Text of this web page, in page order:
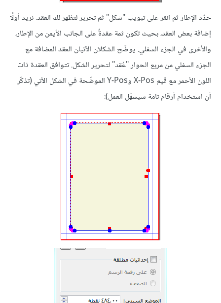
حدّد الإطار ثم انقر على تبويب "شكل" ثم تحرير لتظهر لك العقد. نريد أولًا
إضافة بعض العقد، بحيث تكون ثمة عقدةٌ على الجانب الأيمن من الإطار،
والأخرى في الجزء السفلي. يوضّح الشكلان الآتيان العقد المضافة مع
الجزء السفلي من مربع الحوار "عُقد" لتحرير الشكل. تتوافق العقدة ذات
اللون الأحمر مع قيم X-Pos وY-Pos الموضّحة في الشكل الآتي (تذكّر
أن استخدام أرقام تامة سيسهّل العمل):